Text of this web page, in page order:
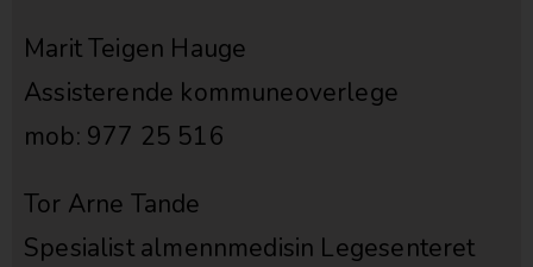
Marit Teigen Hauge
Assisterende kommuneoverlege
mob: 977 25 516
Tor Arne Tande
Spesialist almennmedisin Legesenteret